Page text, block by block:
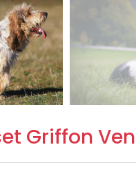
Griffon